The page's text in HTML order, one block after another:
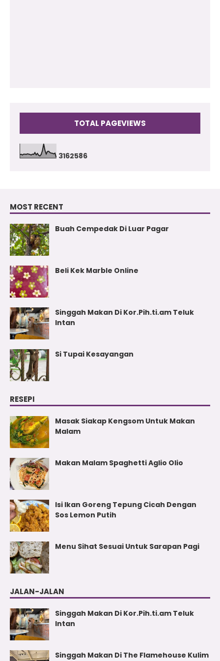
TOTAL PAGEVIEWS
3162586
MOST RECENT
Buah Cempedak Di Luar Pagar
Beli Kek Marble Online
Singgah Makan Di Kor.Pih.ti.am Teluk
Intan
Si Tupai Kesayangan
RESEPI
Masak Siakap Kengsom Untuk Makan
Malam
Makan Malam Spaghetti Aglio Olio
Isi Ikan Goreng Tepung Cicah Dengan
Sos Lemon Putih
Menu Sihat Sesuai Untuk Sarapan Pagi
JALAN-JALAN
Singgah Makan Di Kor.Pih.ti.am Teluk
Intan
Singgah Makan Di The Flamehouse Kulim